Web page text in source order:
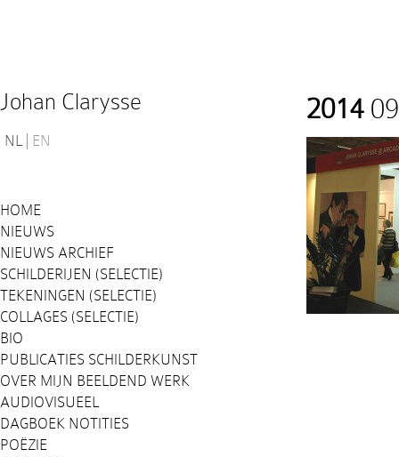
Johan Clarysse
NL EN
HOME
NIEUWS
NIEUWS ARCHIEF
SCHILDERIJEN (SELECTIE)
TEKENINGEN (SELECTIE)
COLLAGES (SELECTIE)
BIO
PUBLICATIES SCHILDERKUNST
OVER MIJN BEELDEND WERK
AUDIOVISUEEL
DAGBOEK NOTITIES
POËZIE
2014